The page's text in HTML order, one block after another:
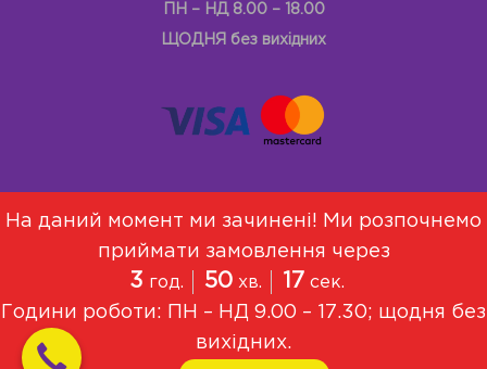
ПН – НД 8.00 – 18.00
ЩОДНЯ без вихідних
Меню Про Нас Договір оферти
© 2021, Всі права захищені
На даний момент ми зачинені! Ми розпочнемо
приймати замовлення через
3 год. 50 хв. 17 сек.
Години роботи: ПН – НД 9.00 – 17.30; щодня без
вихідних.